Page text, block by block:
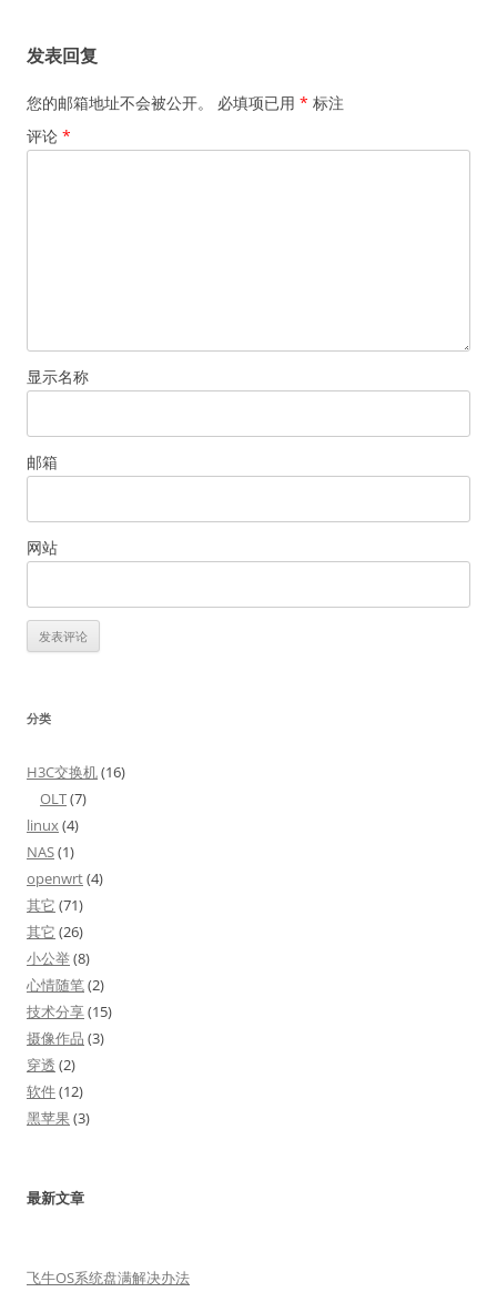
航
发表回复
您的邮箱地址不会被公开。 必填项已用 * 标注
评论 *
显示名称
邮箱
网站
分类
H3C交换机(16)
OLT(7)
linux(4)
NAS(1)
openwrt(4)
其它 (71)
其它 (26)
小公举(8)
心情随笔(2)
技术分享(15)
摄像作品 (3)
穿透 (2)
软件(12)
黑苹果(3)
最新文章
飞牛OS系统盘满解决办法